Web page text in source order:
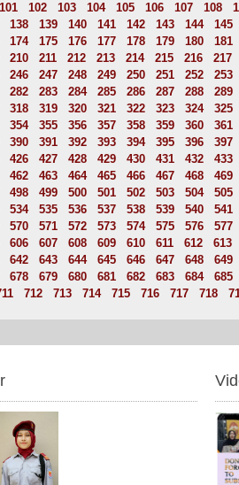
101 102 103 104 105 106 107 108
138 139 140 141 142 143 144
145
174 175 176 177 178 179 180
181
210 211 212 213 214 215 216
217
246 247 248 249 250 251 252
253
282 283 284 285 286 287 288
289
318 319 320 321 322 323 324
325
354 355 356 357 358 359 360
361
390 391 392 393 394 395 396
397
426 427 428 429 430 431 432
433
462 463 464 465 466 467 468
469
498 499 500 501 502 503 504
505
534 535 536 537 538 539 540
541
570 571 572 573 574 575 576
577
606 607 608 609 610 611 612
613
642 643 644 645 646 647 648
649
678 679 680 681 682 683 684
685
712 713 714 715 716 717 718